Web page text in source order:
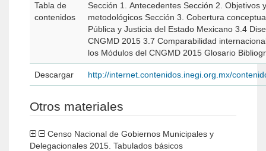
Tabla de
contenidos
Sección 1. Antecedentes Sección 2. Objetivos y aspectos metodológicos del CNGMD 2015 2.1 Objetivo General 2.2 Objetivos Específicos 2.3 Aspectos
metodológicos Sección 3. Cobertura conceptual del CNGMD 2015 3.1 Organización del Estado 3.2 Función General de Gobierno 3.3 Función General de Seguridad
Pública y Justicia del Estado Mexicano 3.4 Diseño conceptual del CNGMD 2015 3.5 Infracciones consideradas en el CNGMD 2015 3.6 Delitos considerados en el
CNGMD 2015 3.7 Comparabilidad internacional 3.8 Necesidades de información y recomendaciones de expertos Anexo A. Catálogos y clasificadores
los Módulos del CNGMD 2015
Descargar http://internet.contenidos.inegi.org.mx/
Otros materiales
Delegacionales 2015. Tabulados básicos